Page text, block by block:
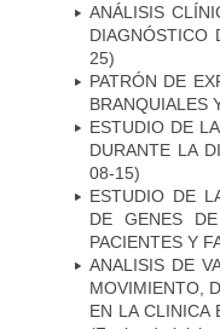
ANÁLISIS
DIAGNÓSTICO
25)
PATRÓN DE
BRANQUIALES
ESTUDIO DE
DURANTE LA
08-15)
ESTUDIO DE
DE GENES
PACIENTES Y
ANALISIS DE
MOVIMIENTO,
EN LA CLINICA